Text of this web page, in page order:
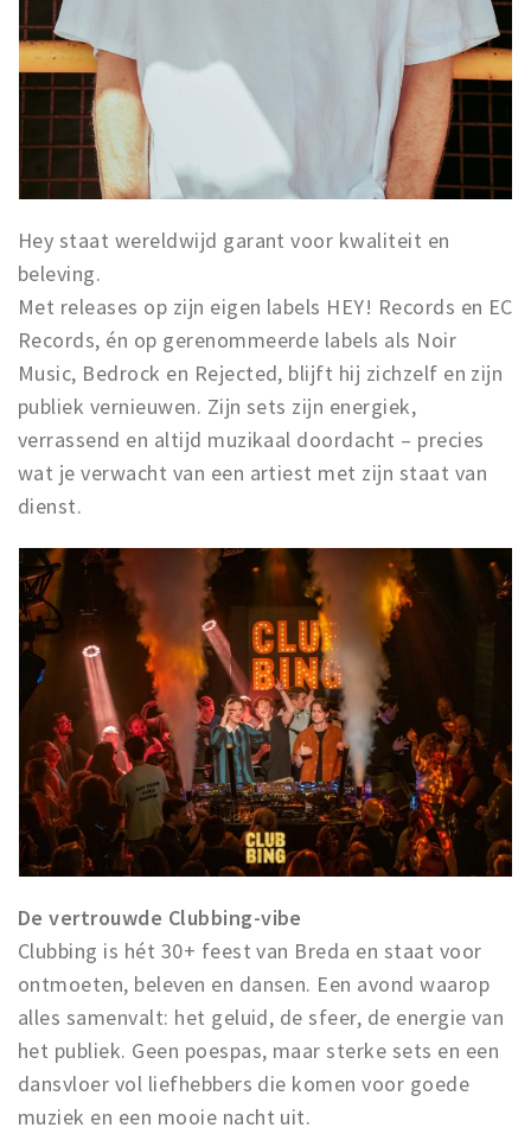
Hey staat wereldwijd garant voor kwaliteit en
beleving.
Met releases op zijn eigen labels HEY! Records en EC
Records, én op gerenommeerde labels als Noir
Music, Bedrock en Rejected, blijft hij zichzelf en zijn
publiek vernieuwen. Zijn sets zijn energiek,
verrassend en altijd muzikaal doordacht – precies
wat je verwacht van een artiest met zijn staat van
dienst.
De vertrouwde Clubbing-vibe
Clubbing is hét 30+ feest van Breda en staat voor
ontmoeten, beleven en dansen. Een avond waarop
alles samenvalt: het geluid, de sfeer, de energie van
het publiek. Geen poespas, maar sterke sets en een
dansvloer vol liefhebbers die komen voor goede
muziek en een mooie nacht uit.